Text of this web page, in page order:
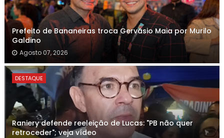
Prefeito de Bananeiras troca Gervásio Maia por Murilo
Galdino
Agosto 07, 2026
DESTAQUE
Raniery defende reeleição de Lucas: "PB não quer
retroceder"; veja vídeo